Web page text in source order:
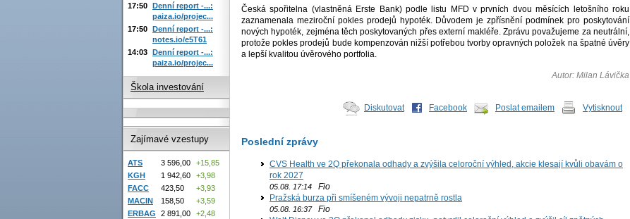
Česká spořitelna (vlastněná Erste Bank) podle listu MFD v prvních dvou měsících letošního roku
zaznamenala meziroční pokles prodejů hypoték. Důvodem je zpřísnění podmínek pro poskytování
nových hypoték, zejména těch poskytovaných přes externí makléře. Zprávu považujeme za neutrální,
protože pokles prodejů bude kompenzován nižší potřebou tvorby opravných položek na špatné úvěry
a lepší kvalitou úvěrového portfolia.
Autor: Milan Lávička
Diskutovat Facebook Poslat emailem Vytisknout
Poslední zprávy
CVS Health ve 2Q překonala odhady a zvýšila celoroční výhled, akcie klesají kvůli obavám o
rok 2027
05.08. 17:14 Fio
Pražská burza při smíšeném vývoji nepatrně rostla
05.08. 16:37Fio
17:50 Denní report -...:
paiza.io/projec...
17:50 Denní report -...:
notes.io/e5T61
14:03 Denní report -...:
paiza.io/projec...
Škola investování
Zajímavé vzestupy
ATS 3 596,00
+15,85
KGH
1 942,60
+3,98
FACC
423,50
+3,93
MACIN
158,50
+3,59
ERBAG
2 891,00 +2,48